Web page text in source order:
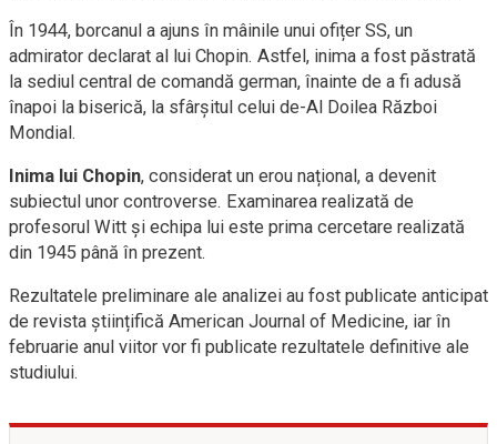
În 1944, borcanul a ajuns în mâinile unui ofițer SS, un
admirator declarat al lui Chopin. Astfel, inima a fost păstrată
la sediul central de comandă german, înainte de a fi adusă
înapoi la biserică, la sfârșitul celui de-Al Doilea Război
Mondial.
Inima lui Chopin, considerat un erou național, a devenit
subiectul unor controverse. Examinarea realizată de
profesorul Witt și echipa lui este prima cercetare realizată
din 1945 până în prezent.
Rezultatele preliminare ale analizei au fost publicate anticipat
de revista științifică American Journal of Medicine, iar în
februarie anul viitor vor fi publicate rezultatele definitive ale
studiului.